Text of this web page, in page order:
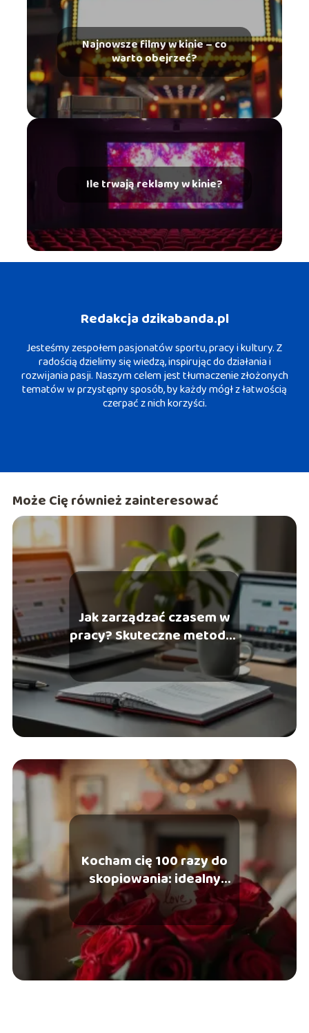
Najnowsze filmy w kinie – co
warto obejrzeć?
Ile trwają reklamy w kinie?
Redakcja dzikabanda.pl
Jesteśmy zespołem pasjonatów sportu, pracy i kultury. Z
radością dzielimy się wiedzą, inspirując do działania i
rozwijania pasji. Naszym celem jest tłumaczenie złożonych
tematów w przystępny sposób, by każdy mógł z łatwością
czerpać z nich korzyści.
Może Cię również zainteresować
Jak zarządzać czasem w
pracy? Skuteczne metody i
techniki
Kocham cię 100 razy do
skopiowania: idealny
sposób na wyznanie
miłości